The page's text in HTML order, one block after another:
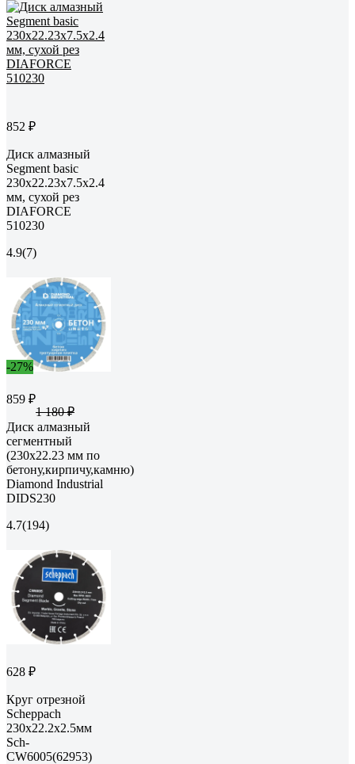
852 ₽
Диск алмазный
Segment basic
230x22.23x7.5x2.4
мм, сухой рез
DIAFORCE
510230
4.9(7)
-27%
859 ₽
1 180 ₽
Диск алмазный
сегментный
(230х22.23 мм по
бетону,кирпичу,камню)
Diamond Industrial
DIDS230
4.7(194)
628 ₽
Круг отрезной
Scheppach
230х22.2х2.5мм
Sch-
CW6005(62953)